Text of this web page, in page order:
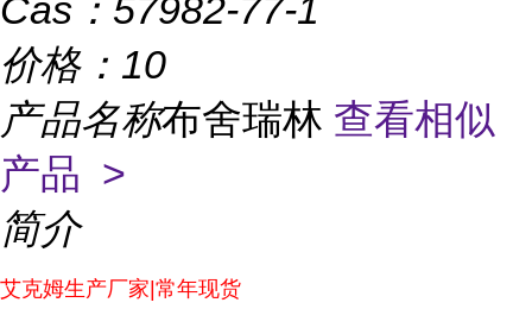
Cas： 57982-77-1
价格： 10
产品名称布舍瑞林 查看相似
产品 >
简介
艾克姆生产厂家|常年现货